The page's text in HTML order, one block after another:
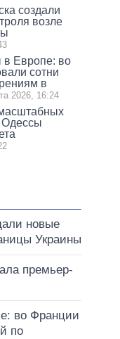
создали
возле
Европе: во
сотни
в
2026, 16:24
Одессы
новые
Украины
премьер-
во Франции
по